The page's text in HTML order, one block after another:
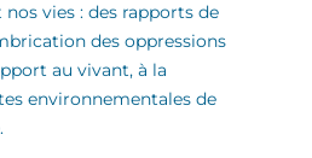
vies : des rapports de
des oppressions
au vivant, à la
environnementales de